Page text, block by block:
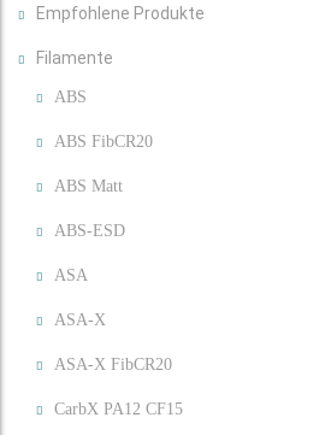
Empfohlene Produkte
Filamente
ABS
ABS FibCR20
ABS Matt
ABS-ESD
ASA
ASA-X
ASA-X FibCR20
CarbX PA12 CF15